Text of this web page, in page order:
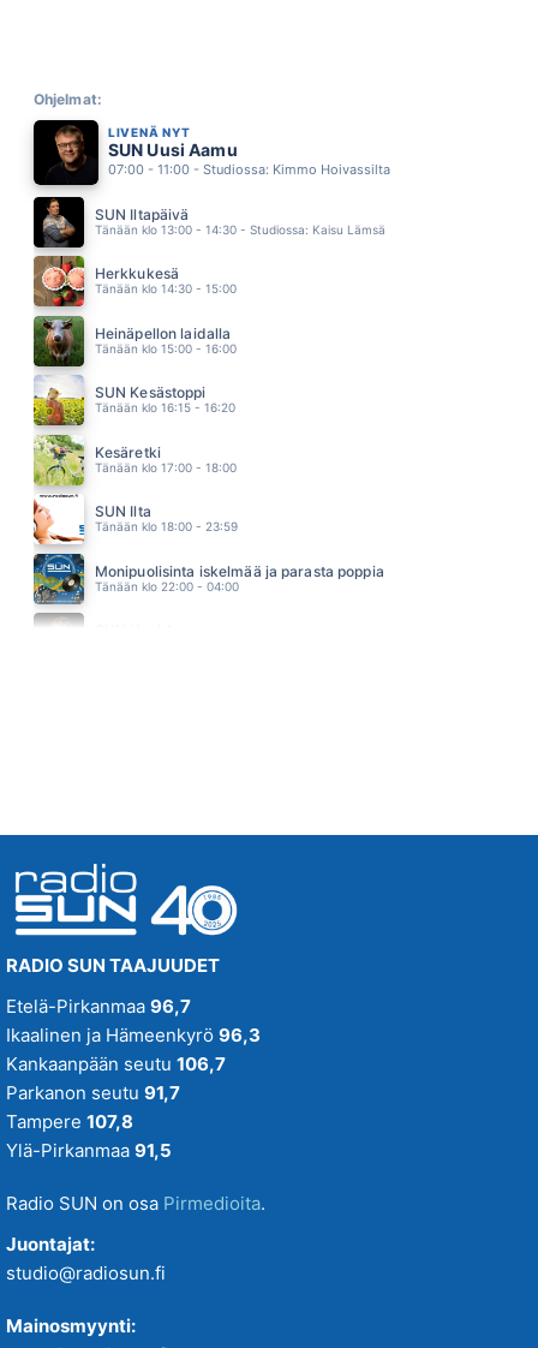
JOHNNY TILLOTSON
KUKKURUKUU
MARISKA
05.38
AKI SIRKESALO
05.29
TOMMI LÄNTINEN
05.24
TUURE KILPELÄINEN
05.18
KAJ
05.15
ABBA
05.11
ANNUKKA
05.03
ABREU
04.55
Ohjelmat:
LIVENÄ NYT
SUN Uusi Aamu
07:00 - 11:00 - Studiossa: Kimmo Hoivassilta
SUN Iltapäivä
Tänään klo 13:00 - 14:30 - Studiossa: Kaisu Lämsä
Herkkukesä
Tänään klo 14:30 - 15:00
Heinäpellon laidalla
Tänään klo 15:00 - 16:00
SUN Kesästoppi
Tänään klo 16:15 - 16:20
Kesäretki
Tänään klo 17:00 - 18:00
SUN Ilta
Tänään klo 18:00 - 23:59
Monipuolisinta iskelmää ja parasta poppia
Tänään klo 22:00 - 04:00
RADIO SUN TAAJUUDET
Etelä-Pirkanmaa 96,7
Ikaalinen ja Hämeenkyrö 96,3
Kankaanpään seutu 106,7
Parkanon seutu 91,7
Tampere 107,8
Ylä-Pirkanmaa 91,5
Radio SUN on osa Pirmedioita.
Juontajat:
studio@radiosun.fi
Mainosmyynti: